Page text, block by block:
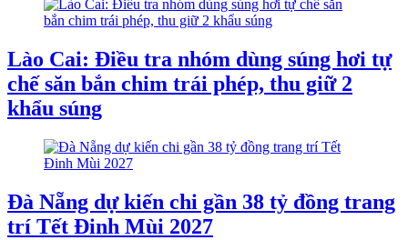
Lào Cai: Điều tra nhóm dùng súng hơi tự
chế săn bắn chim trái phép, thu giữ 2
khẩu súng
Đà Nẵng dự kiến chi gần 38 tỷ đồng trang
trí Tết Đinh Mùi 2027